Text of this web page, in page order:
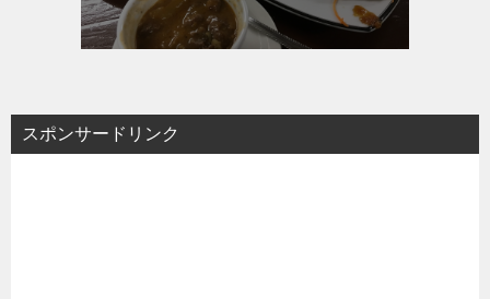
スポンサードリンク